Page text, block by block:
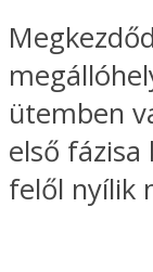
ütemben
első
felől nyílik